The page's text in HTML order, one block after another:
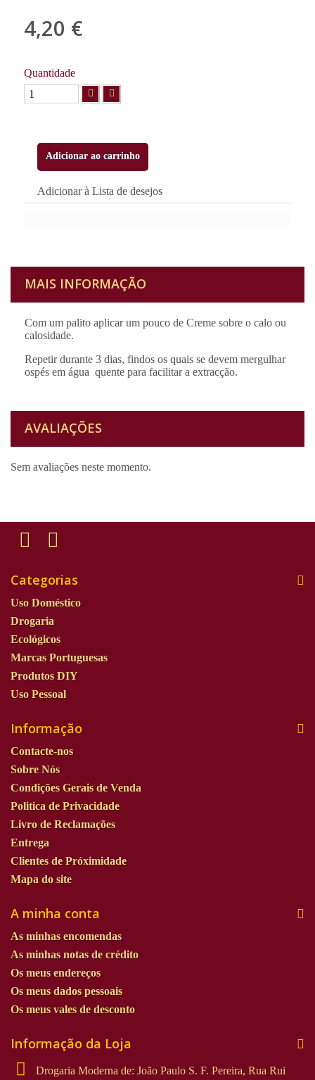
4,20 €
Quantidade
Adicionar ao carrinho
Adicionar à Lista de desejos
MAIS INFORMAÇÃO
Com um palito aplicar um pouco de Creme sobre o calo ou
calosidade.
Repetir durante 3 dias, findos os quais se devem mergulhar
ospés em água quente para facilitar a extracção.
AVALIAÇÕES
Sem avaliações neste momento.
Categorias
Uso Doméstico
Drogaria
Ecológicos
Marcas Portuguesas
Produtos DIY
Uso Pessoal
Informação
Contacte-nos
Sobre Nós
Condições Gerais de Venda
Politica de Privacidade
Livro de Reclamações
Entrega
Clientes de Próximidade
Mapa do site
A minha conta
As minhas encomendas
As minhas notas de crédito
Os meus endereços
Os meus dados pessoais
Os meus vales de desconto
Informação da Loja
Drogaria Moderna de: João Paulo S. F. Pereira, Rua Rui